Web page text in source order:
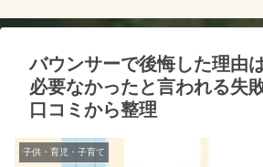
バウンサーで後悔した理由
必要なかったと言われる失
口コミから整理
子供・育児・子育て